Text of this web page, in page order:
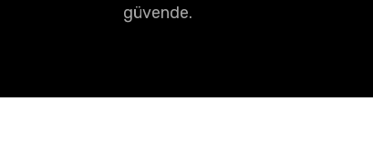
güvende.